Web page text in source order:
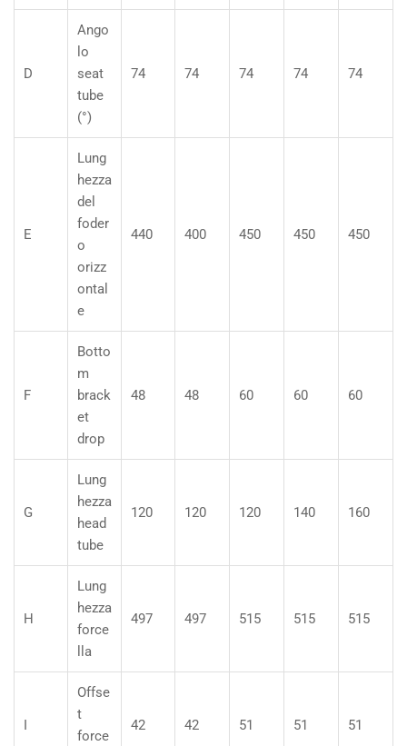
D
Ango
lo
seat
tube
(°)
74 74 74 74 74
E
Lung
hezza
del
foder
o
orizz
ontal
e
440 400 450 450 450
F
Botto
m
brack
et
drop
48 48 60 60 60
G
Lung
hezza
head
tube
120 120 120 140 160
H
Lung
hezza
force
lla
497 497 515 515 515
I
Offse
t
force
42 42 51 51 51